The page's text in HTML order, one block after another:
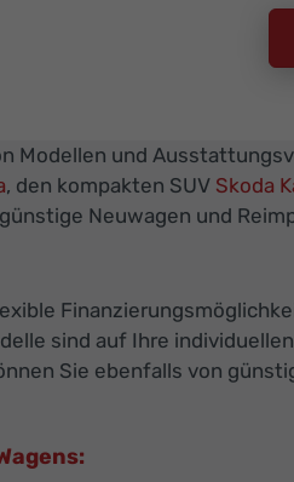
Modellen und
, den kompakten SUV Skoda
Neuwagen und
sind auf Ihre
Sie ebenfalls von